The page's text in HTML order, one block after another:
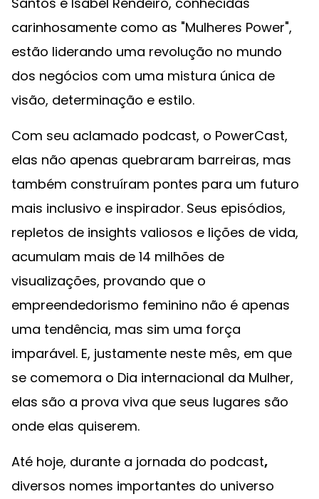
carinhosamente como as "Mulheres Power",
estão liderando uma revolução no mundo
dos negócios com uma mistura única de
visão, determinação e estilo.
Com seu aclamado podcast, o PowerCast,
elas não apenas quebraram barreiras, mas
também construíram pontes para um futuro
mais inclusivo e inspirador. Seus episódios,
repletos de insights valiosos e lições de vida,
acumulam mais de 14 milhões de
visualizações, provando que o
empreendedorismo feminino não é apenas
uma tendência, mas sim uma força
imparável. E, justamente neste mês, em que
se comemora o Dia internacional da Mulher,
elas são a prova viva que seus lugares são
onde elas quiserem.
Até hoje, durante a jornada do podcast,
diversos nomes importantes do universo